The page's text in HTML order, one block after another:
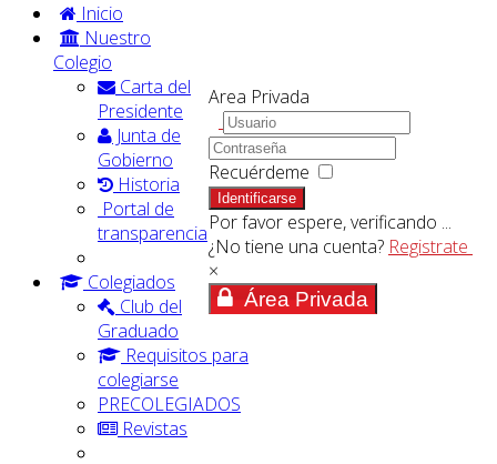
Area Privada
Recuérdeme
Identificarse
Por favor espere, verificando ...
¿No tiene una cuenta? Registrate
×
Área Privada
Inicio
Nuestro
Colegio
Carta del
Presidente
Junta de
Gobierno
Historia
Portal de
transparencia
Colegiados
Club del
Graduado
Requisitos para
colegiarse
PRECOLEGIADOS
Revistas